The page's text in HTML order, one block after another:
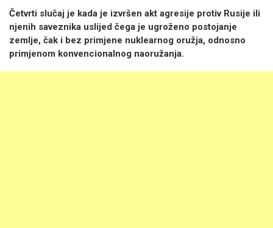
Četvrti slučaj je kada je izvršen akt agresije protiv Rusije ili
njenih saveznika uslijed čega je ugroženo postojanje
zemlje, čak i bez primjene nuklearnog oružja, odnosno
primjenom konvencionalnog naoružanja.